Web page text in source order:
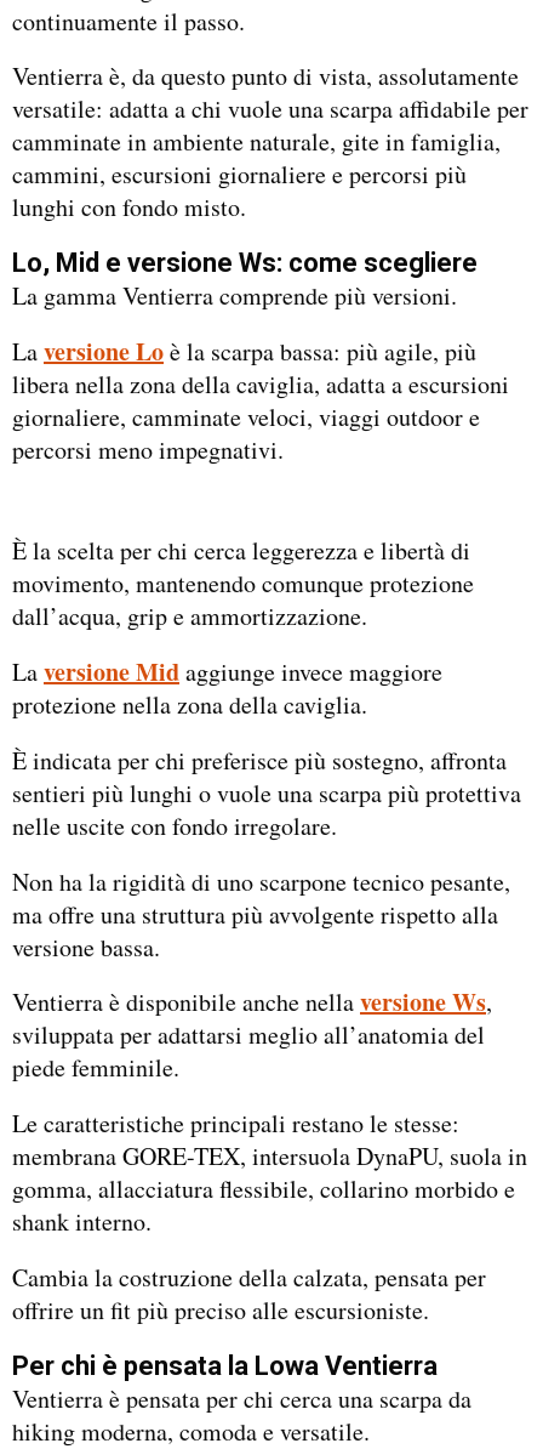
continuamente il passo.
Ventierra è, da questo punto di vista, assolutamente
versatile: adatta a chi vuole una scarpa affidabile per
camminate in ambiente naturale, gite in famiglia,
cammini, escursioni giornaliere e percorsi più
lunghi con fondo misto.
Lo, Mid e versione Ws: come scegliere
La gamma Ventierra comprende più versioni.
Laversione Loè la scarpa bassa: più agile, più
libera nella zona della caviglia, adatta a escursioni
giornaliere, camminate veloci, viaggi outdoor e
percorsi meno impegnativi.
È la scelta per chi cerca leggerezza e libertà di
movimento, mantenendo comunque protezione
dall’acqua, grip e ammortizzazione.
Laversione Midaggiunge invece maggiore
protezione nella zona della caviglia.
È indicata per chi preferisce più sostegno, affronta
sentieri più lunghi o vuole una scarpa più protettiva
nelle uscite con fondo irregolare.
Non ha la rigidità di uno scarpone tecnico pesante,
ma offre una struttura più avvolgente rispetto alla
versione bassa.
Ventierra è disponibile anche nellaversione Ws,
sviluppata per adattarsi meglio all’anatomia del
piede femminile.
Le caratteristiche principali restano le stesse:
membrana GORE-TEX, intersuola DynaPU, suola in
gomma, allacciatura flessibile, collarino morbido e
shank interno.
Cambia la costruzione della calzata, pensata per
offrire un fit più preciso alle escursioniste.
Per chi è pensata la Lowa Ventierra
Ventierra è pensata per chi cerca una scarpa da
hiking moderna, comoda e versatile.